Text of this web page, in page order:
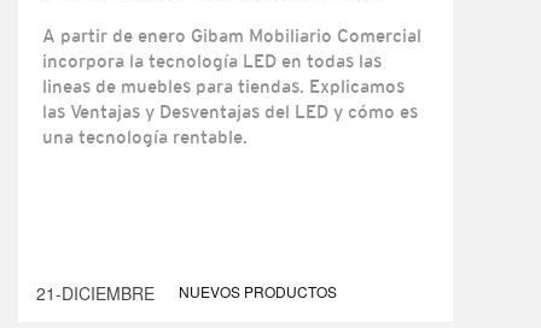
A partir de enero Gibam Mobiliario Comercial
incorpora la tecnología LED en todas las
lineas de muebles para tiendas. Explicamos
las Ventajas y Desventajas del LED y cómo es
una tecnología rentable.
21-DICIEMBRE NUEVOS PRODUCTOS